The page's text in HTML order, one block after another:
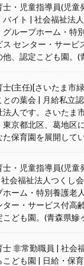
士・児童指導員(児童
バイト | 社会福祉法
グループホーム・特
ス センター・サービ
他、認定こども園。(
士(主任)[さいたま市
との葉会 | 月給私立
法人です。さいたま
東京都北区、葛地区
た保育園を展開して
士・児童指導員(児童
社会福祉法人つくし
ホーム・特別養護老
ター・サービス付高
こども園。(青森県鰺
士 非常勤職員 | 社会
こども園 | 日給・保